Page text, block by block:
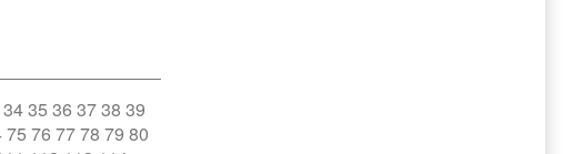
3435 36 3738 39
75 76 7778 79 80